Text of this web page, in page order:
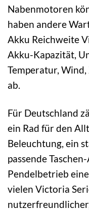
Nabenmotoren
haben andere
Akku Reichweite
Akku-Kapazität,
Temperatur,
ab.
Für Deutschland
ein Rad für den
Beleuchtung, ein
passende
Pendelbetrieb
vielen Victoria